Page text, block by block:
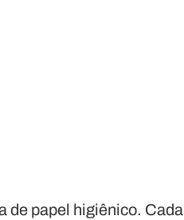
de papel higiênico. Cada